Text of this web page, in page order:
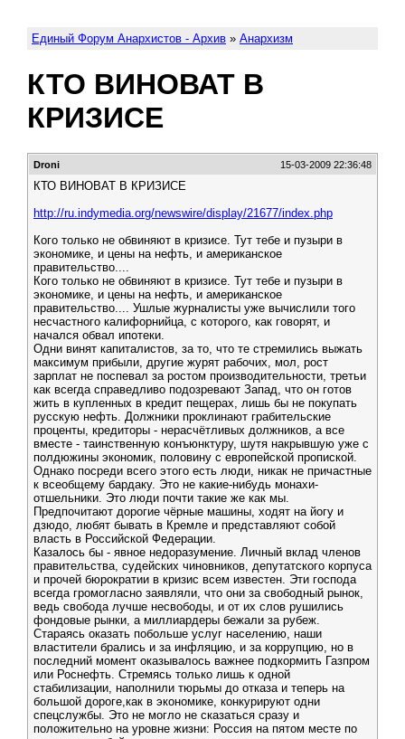
Единый Форум Анархистов - Архив » Анархизм
КТО ВИНОВАТ В
КРИЗИСЕ
Droni 15-03-2009 22:36:48
КТО ВИНОВАТ В КРИЗИСЕ
http://ru.indymedia.org/newswire/display/21677/index.php
Кого только не обвиняют в кризисе. Тут тебе и пузыри в
экономике, и цены на нефть, и американское
правительство....
Кого только не обвиняют в кризисе. Тут тебе и пузыри в
экономике, и цены на нефть, и американское
правительство.... Ушлые журналисты уже вычислили того
несчастного калифорнийца, с которого, как говорят, и
начался обвал ипотеки.
Одни винят капиталистов, за то, что те стремились выжать
максимум прибыли, другие журят рабочих, мол, рост
зарплат не поспевал за ростом производительности, третьи
как всегда справедливо подозревают Запад, что он готов
жить в купленных в кредит пещерах, лишь бы не покупать
русскую нефть. Должники проклинают грабительские
проценты, кредиторы - нерасчётливых должников, а все
вместе - таинственную конъюнктуру, шутя накрывшую уже с
полдюжины экономик, половину с европейской пропиской.
Однако посреди всего этого есть люди, никак не причастные
к всеобщему бардаку. Это не какие-нибудь монахи-
отшельники. Это люди почти такие же как мы.
Предпочитают дорогие чёрные машины, ходят на йогу и
дзюдо, любят бывать в Кремле и представляют собой
власть в Российской Федерации.
Казалось бы - явное недоразумение. Личный вклад членов
правительства, судейских чиновников, депутатского корпуса
и прочей бюрократии в кризис всем известен. Эти господа
всегда громогласно заявляли, что они за свободный рынок,
ведь свобода лучше несвободы, и от их слов рушились
фондовые рынки, а миллиардеры бежали за рубеж.
Стараясь оказать побольше услуг населению, наши
властители брались и за инфляцию, и за коррупцию, но в
последний момент оказывалось важнее подкормить Газпром
или Роснефть. Стремясь только лишь к одной
стабилизации, наполнили тюрьмы до отказа и теперь на
большой дороге,как в экономике, конкурируют одни
спецслужбы. Это не могло не сказаться сразу и
положительно на уровне жизни: Россия на пятом месте по